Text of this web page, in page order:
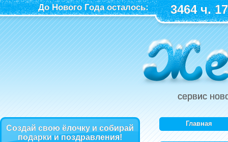
До Нового Года осталось: 3464 ч.
сервис
Создай свою ёлочку и собирай
подарки и поздравления!
Главная